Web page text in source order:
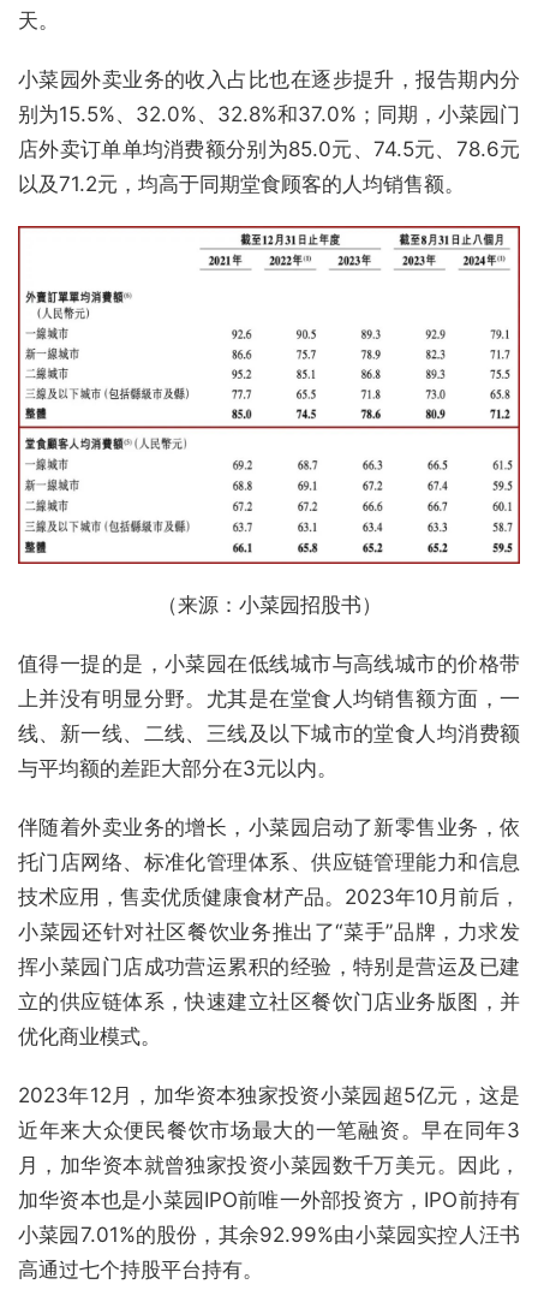
天。
小菜园外卖业务的收入占比也在逐步提升，报告期内分
别为15.5%、32.0%、32.8%和37.0%；同期，小菜园门
店外卖订单单均消费额分别为85.0元、74.5元、78.6元
以及71.2元，均高于同期堂食顾客的人均销售额。
（来源：小菜园招股书）
值得一提的是，小菜园在低线城市与高线城市的价格带
上并没有明显分野。尤其是在堂食人均销售额方面，一
线、新一线、二线、三线及以下城市的堂食人均消费额
与平均额的差距大部分在3元以内。
伴随着外卖业务的增长，小菜园启动了新零售业务，依
托门店网络、标准化管理体系、供应链管理能力和信息
技术应用，售卖优质健康食材产品。2023年10月前后，
小菜园还针对社区餐饮业务推出了“菜手”品牌，力求发
挥小菜园门店成功营运累积的经验，特别是营运及已建
立的供应链体系，快速建立社区餐饮门店业务版图，并
优化商业模式。
2023年12月，加华资本独家投资小菜园超5亿元，这是
近年来大众便民餐饮市场最大的一笔融资。早在同年3
月，加华资本就曾独家投资小菜园数千万美元。因此，
加华资本也是小菜园IPO前唯一外部投资方，IPO前持有
小菜园7.01%的股份，其余92.99%由小菜园实控人汪书
高通过七个持股平台持有。